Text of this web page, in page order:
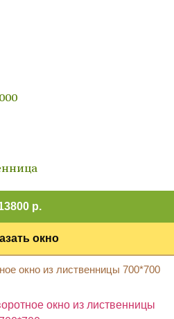
р.
окно
окно из лиственницы 700*700